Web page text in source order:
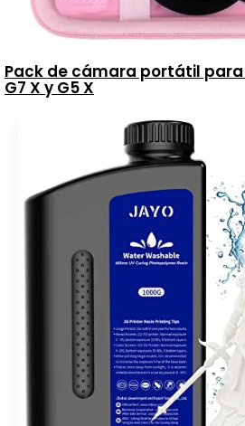
Pack de cámara portátil para
G7 X y G5 X